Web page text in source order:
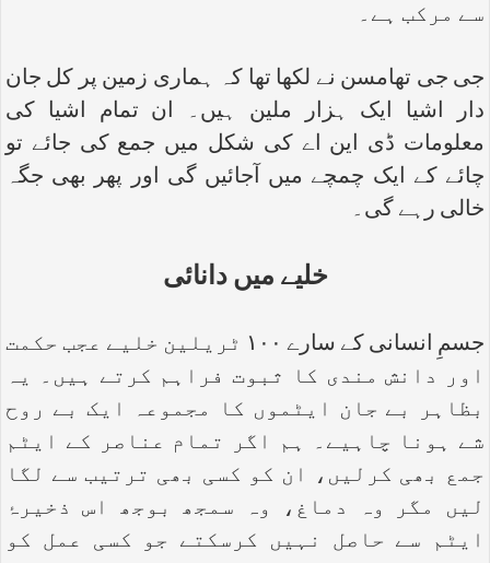
سے مرکب ہے۔
جی جی تھامسن نے لکھا تھا کہ ہماری زمین پر کل جان
دار اشیا ایک ہزار ملین ہیں۔ ان تمام اشیا کی
معلومات ڈی این اے کی شکل میں جمع کی جائے تو
چائے کے ایک چمچے میں آجائیں گی اور پھر بھی جگہ
خالی رہے گی۔
خلیے میں دانائی
جسمِ انسانی کے سارے ۱۰۰ ٹریلین خلیے عجب حکمت
اور دانش مندی کا ثبوت فراہم کرتے ہیں۔ یہ
بظاہر بے جان ایٹموں کا مجموعہ ایک بے روح
شے ہونا چاہیے۔ ہم اگر تمام عناصر کے ایٹم
جمع بھی کرلیں، ان کو کسی بھی ترتیب سے لگا
لیں مگر وہ دماغ، وہ سمجھ بوجھ اس ذخیرۂ
ایٹم سے حاصل نہیں کرسکتے جو کسی عمل کو